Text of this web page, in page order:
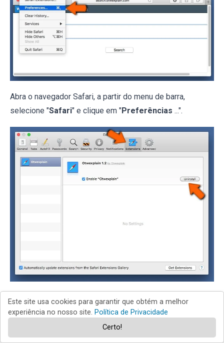
Abra o navegador Safari, a partir do menu de barra,
selecione "Safari" e clique em "Preferências ...".
Na janela de preferências, selecione " Extensões
procure por qualquer extensão suspeita recém-instalada.
Quando localizada clique no botão "Desinstalar" ao lado
dela/delas. Note que pode desinstalar seguramente
Este site usa cookies para garantir que obtém a melhor
experiência no nosso site. Política de Privacidade
Certo!